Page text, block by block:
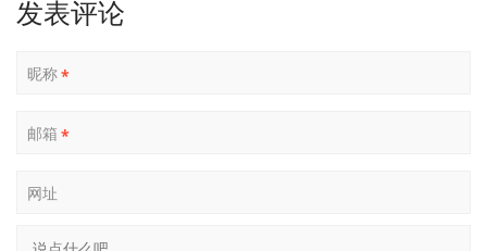
发表评论
昵称*
邮箱 *
网址